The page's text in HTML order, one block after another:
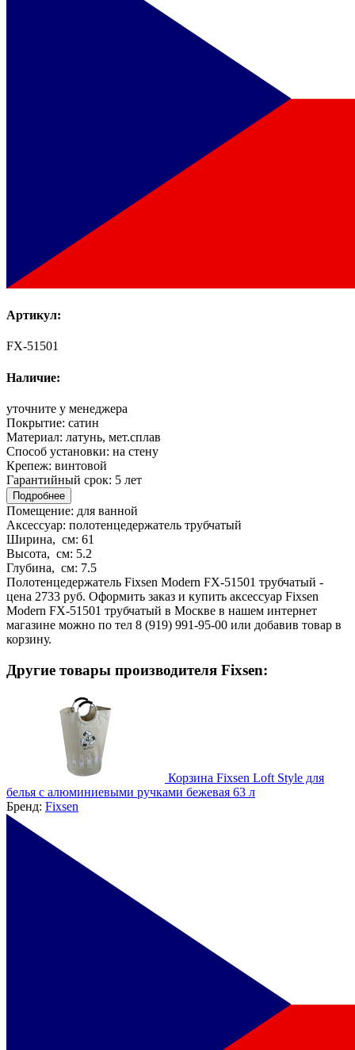
Артикул:
FX-51501
Наличие:
уточните у менеджера
Покрытие: сатин
Материал: латунь, мет.сплав
Способ установки: на стену
Крепеж: винтовой
Гарантийный срок: 5 лет
Подробнее
Помещение: для ванной
Аксессуар: полотенцедержатель трубчатый
Ширина, см: 61
Высота, см: 5.2
Глубина, см: 7.5
Полотенцедержатель Fixsen Modern FX-51501 трубчатый -
цена 2733 руб. Оформить заказ и купить аксессуар Fixsen
Modern FX-51501 трубчатый в Москве в нашем интернет
магазине можно по тел 8 (919) 991-95-00 или добавив товар в
корзину.
Другие товары производителя Fixsen:
Корзина Fixsen Loft Style для
белья с алюминиевыми ручками бежевая 63 л
Бренд: Fixsen